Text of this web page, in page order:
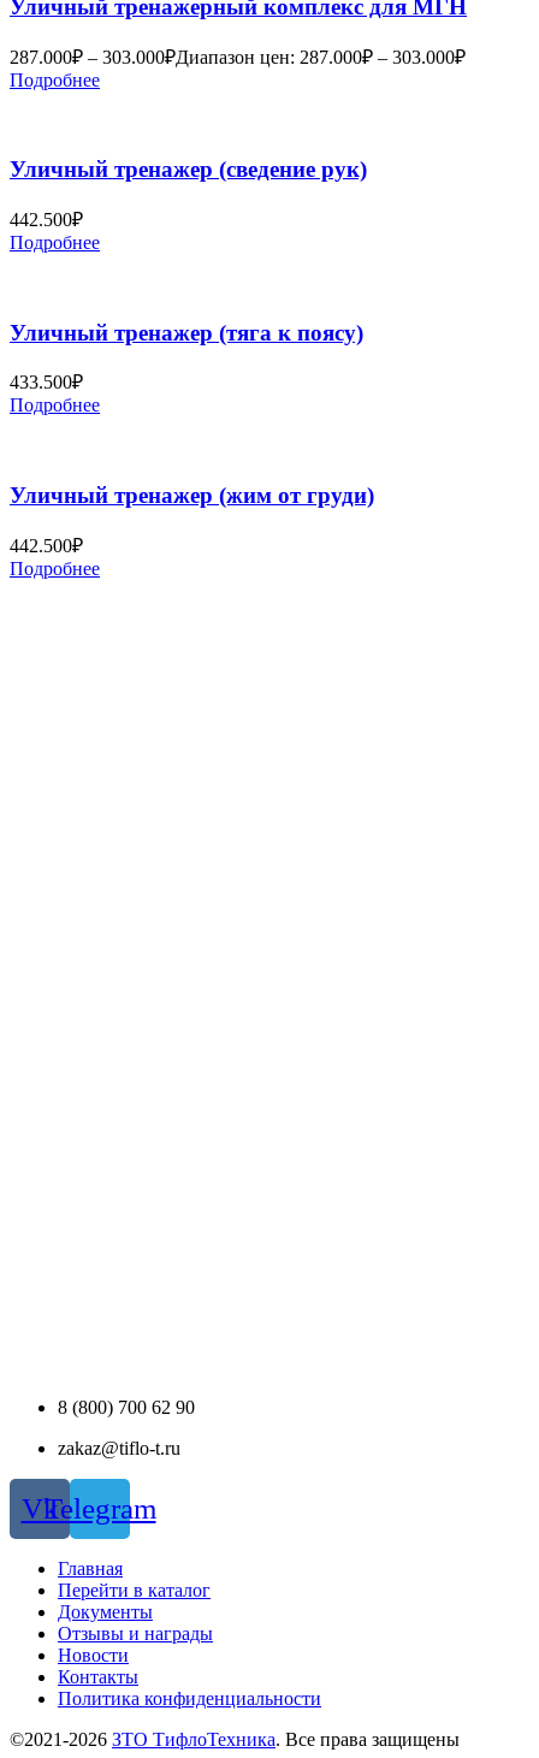
Уличный тренажерный комплекс для МГН
287.000₽ – 303.000₽Диапазон цен: 287.000₽ – 303.000₽
Подробнее
Уличный тренажер (сведение рук)
442.500₽
Подробнее
Уличный тренажер (тяга к поясу)
433.500₽
Подробнее
Уличный тренажер (жим от груди)
442.500₽
Подробнее
8 (800) 700 62 90
zakaz@tiflo-t.ru
VkTelegram
Главная
Перейти в каталог
Документы
Отзывы и награды
Новости
Контакты
Политика конфиденциальности
©2021-2026 ЗТО ТифлоТехника. Все права защищены